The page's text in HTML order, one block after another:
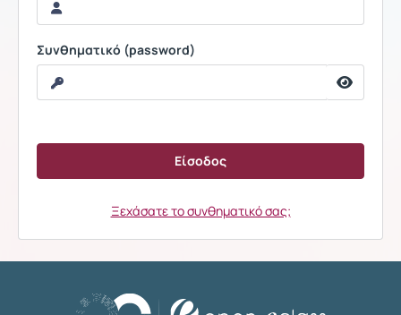
Συνθηματικό (password)
Ξεχάσατε το συνθηματικό σας;